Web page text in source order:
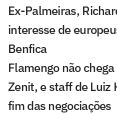
Ex-Palmeiras,
interesse de
Benfica
Flamengo não
Zenit, e staff de Luiz
fim das negociações